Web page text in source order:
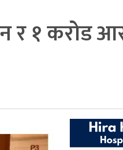
र १ करोड